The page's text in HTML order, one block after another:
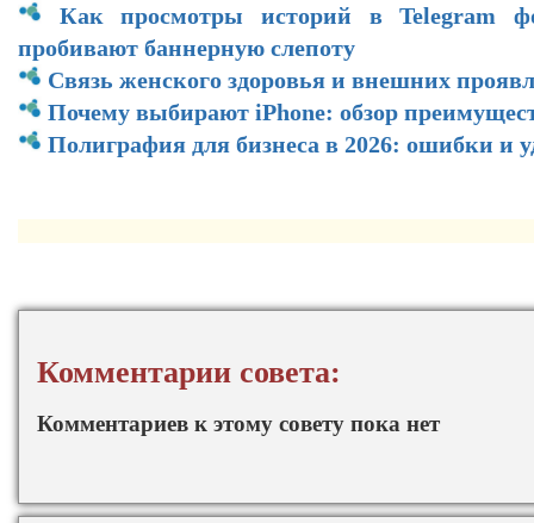
Как просмотры историй в Telegram
пробивают баннерную слепоту
Связь женского здоровья и внешних
Почему выбирают iPhone: обзор
Полиграфия для бизнеса в 2026: ошибки и
Комментарии совета:
Комментариев к этому совету пока нет